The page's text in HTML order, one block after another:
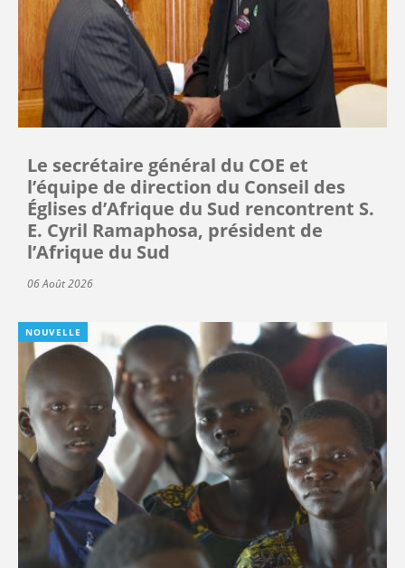
Le secrétaire général du COE et
l’équipe de direction du Conseil des
Églises d’Afrique du Sud rencontrent S.
E. Cyril Ramaphosa, président de
l’Afrique du Sud
06 Août 2026
NOUVELLE